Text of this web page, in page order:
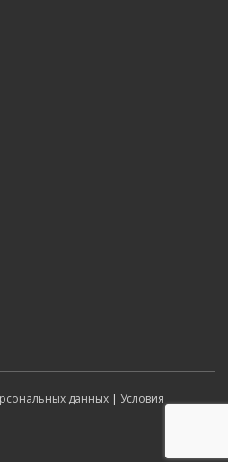
данных | Условия